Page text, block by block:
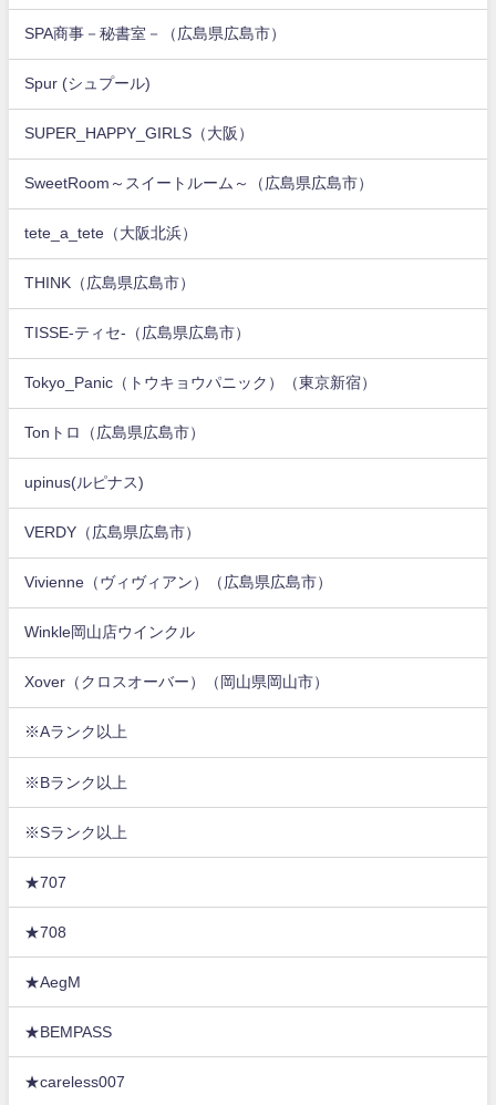
SPA商事－秘書室－（広島県広島市）
Spur (シュプール)
SUPER_HAPPY_GIRLS（大阪）
SweetRoom～スイートルーム～（広島県広島市）
tete_a_tete（大阪北浜）
THINK（広島県広島市）
TISSE-ティセ-（広島県広島市）
Tokyo_Panic（トウキョウパニック）（東京新宿）
Tonトロ（広島県広島市）
upinus(ルピナス)
VERDY（広島県広島市）
Vivienne（ヴィヴィアン）（広島県広島市）
Winkle岡山店ウインクル
Xover（クロスオーバー）（岡山県岡山市）
※Aランク以上
※Bランク以上
※Sランク以上
★707
★708
★AegM
★BEMPASS
★careless007